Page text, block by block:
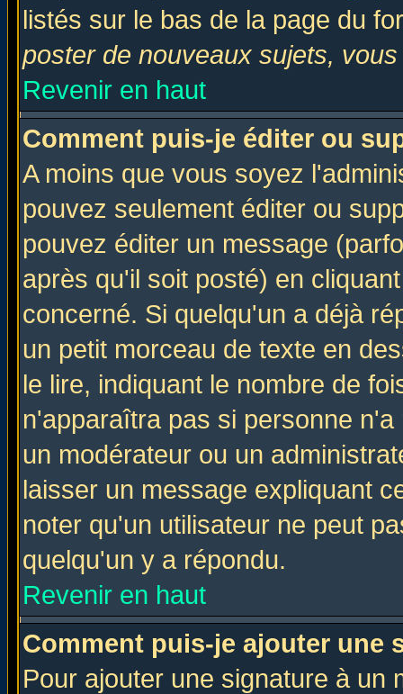
listés sur le bas de la page du
poster de nouveaux sujets,
Revenir en haut
Comment puis-je éditer ou
A moins que vous soyez
pouvez seulement éditer ou
pouvez éditer un message
après qu'il soit posté) en
concerné. Si quelqu'un a déjà
un petit morceau de texte en
le lire, indiquant le nombre de
n'apparaîtra pas si personne
un modérateur ou un
laisser un message expliquant
noter qu'un utilisateur ne peut
quelqu'un y a répondu.
Revenir en haut
Comment puis-je ajouter une
Pour ajouter une signature à un